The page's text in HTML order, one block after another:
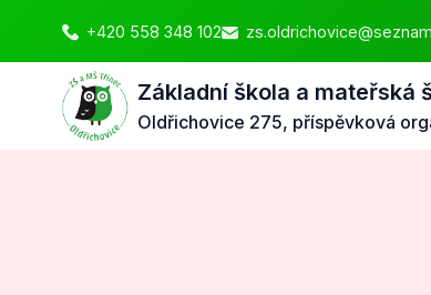
+420 558 348 102
Základní škola a mateřská
Oldřichovice 275, příspěvková